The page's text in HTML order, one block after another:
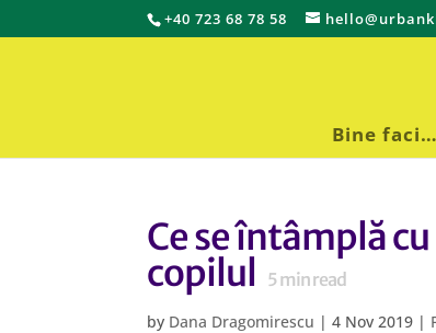
+40 723 68 78 58
Bine faci…
Ce se întâmplă
copilul
5min read
by Dana Dragomirescu |4 Nov 2019 |